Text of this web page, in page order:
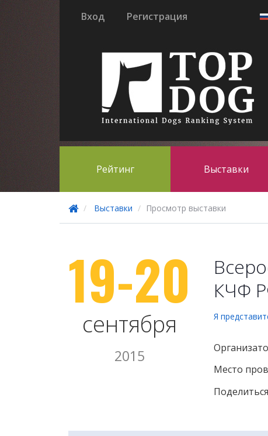
Вход Регистрация
Рейтинг Выставки
Выставки Просмотр выставки
19-20
сентября
2015
КЧФ
Я
Место